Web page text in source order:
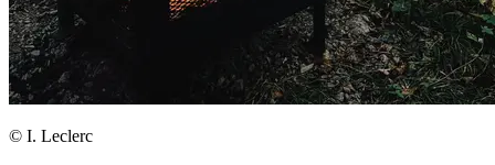
© I. Leclerc